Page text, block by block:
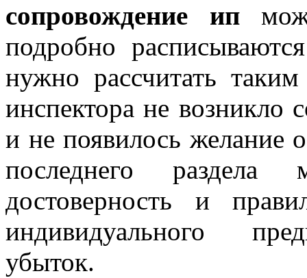
сопровождение ип
подробно
нужно рассчитать
инспектора не возникло
и не появилось желание
последнего раздела
достоверность и
индивидуального
убыток.